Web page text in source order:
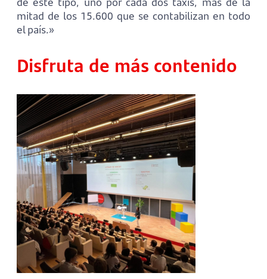
mitad de los 15.600 que se contabilizan en todo
el país.»
Disfruta de más contenido